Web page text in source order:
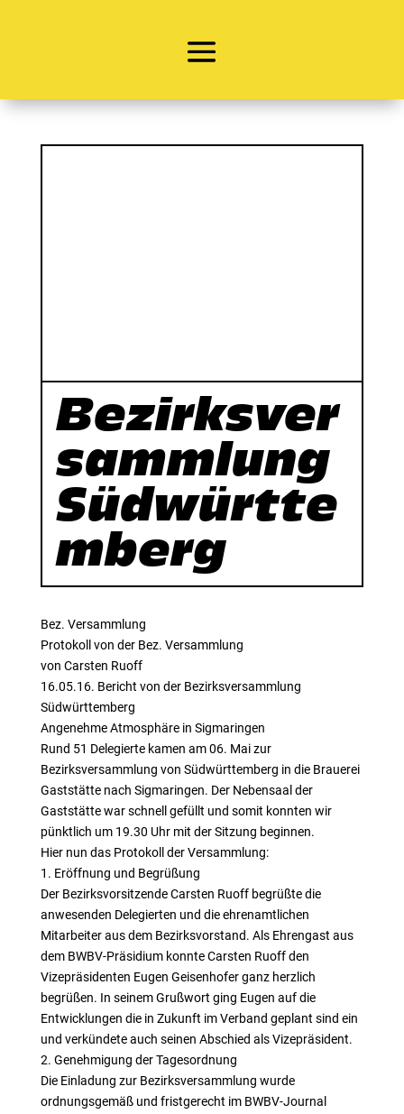
Bezirksver
sammlung
Südwürtte
mberg
Bez. Versammlung
Protokoll von der Bez. Versammlung
von Carsten Ruoff
16.05.16. Bericht von der Bezirksversammlung
Südwürttemberg
Angenehme Atmosphäre in Sigmaringen
Rund 51 Delegierte kamen am 06. Mai zur
Bezirksversammlung von Südwürttemberg in die Brauerei
Gaststätte nach Sigmaringen. Der Nebensaal der
Gaststätte war schnell gefüllt und somit konnten wir
pünktlich um 19.30 Uhr mit der Sitzung beginnen.
Hier nun das Protokoll der Versammlung:
1. Eröffnung und Begrüßung
Der Bezirksvorsitzende Carsten Ruoff begrüßte die
anwesenden Delegierten und die ehrenamtlichen
Mitarbeiter aus dem Bezirksvorstand. Als Ehrengast aus
dem BWBV-Präsidium konnte Carsten Ruoff den
Vizepräsidenten Eugen Geisenhofer ganz herzlich
begrüßen. In seinem Grußwort ging Eugen auf die
Entwicklungen die in Zukunft im Verband geplant sind ein
und verkündete auch seinen Abschied als Vizepräsident.
2. Genehmigung der Tagesordnung
Die Einladung zur Bezirksversammlung wurde
ordnungsgemäß und fristgerecht im BWBV-Journal